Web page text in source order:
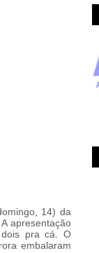
14) da
apresentação
pra cá. O
embalaram